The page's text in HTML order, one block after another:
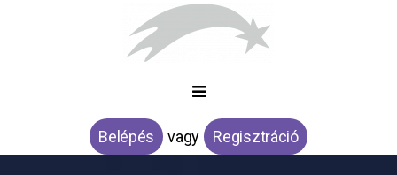
Belépés vagy Regisztráció